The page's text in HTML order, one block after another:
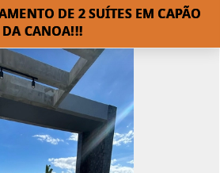
DE 2 SUÍTES EM CAPÃO
DA CANOA!!!